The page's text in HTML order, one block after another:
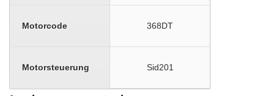
Motorcode 368DT
Motorsteuerung Sid201